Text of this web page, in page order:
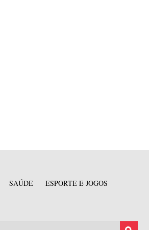
SAÚDE ESPORTE E JOGOS